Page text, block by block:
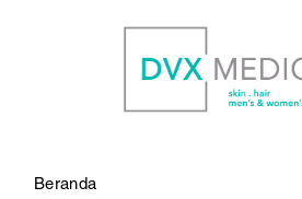
Beranda